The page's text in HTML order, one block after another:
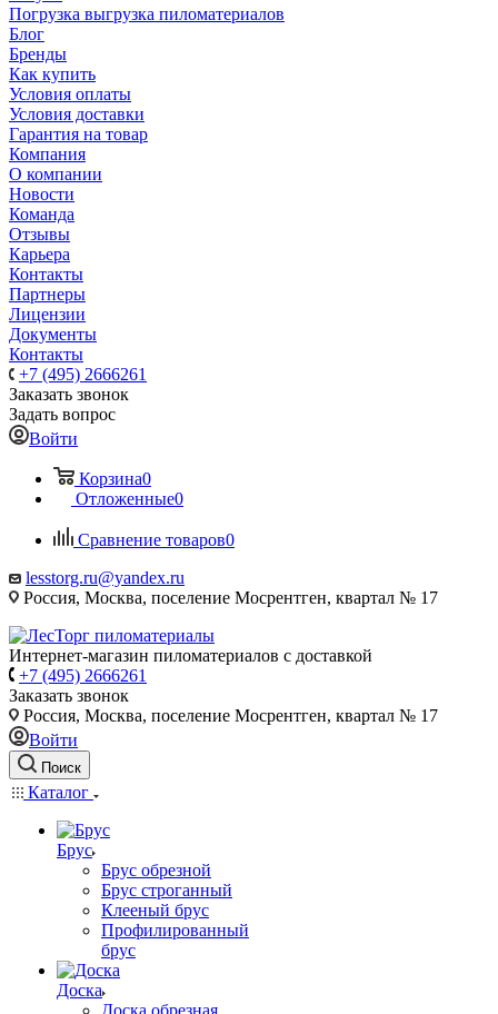
Погрузка выгрузка пиломатериалов
Блог
Бренды
Как купить
Условия оплаты
Условия доставки
Гарантия на товар
Компания
О компании
Новости
Команда
Отзывы
Карьера
Контакты
Партнеры
Лицензии
Документы
Контакты
+7 (495) 2666261
Заказать звонок
Задать вопрос
Войти
Корзина0
Отложенные0
Сравнение товаров0
lesstorg.ru@yandex.ru
Россия, Москва, поселение Мосрентген, квартал № 17
Интернет-магазин пиломатериалов с доставкой
+7 (495) 2666261
Заказать звонок
Россия, Москва, поселение Мосрентген, квартал № 17
Войти
Поиск
Каталог
Брус
Брус обрезной
Брус строганный
Клееный брус
Профилированный
брус
Доска
Доска обрезная